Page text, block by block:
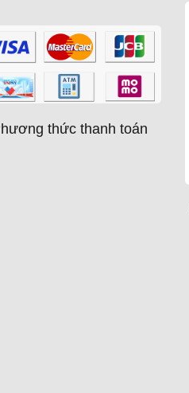
thức thanh toán